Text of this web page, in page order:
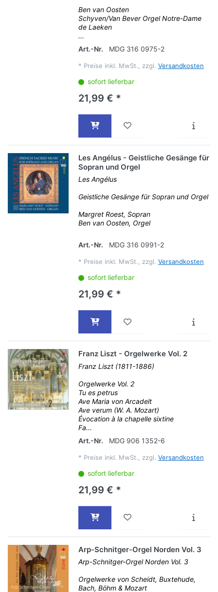
Ben van Oosten
Schyven/Van Bever Orgel Notre-Dame
de Laeken
...
Art.-Nr.
MDG 316 0975-2
* Preise inkl. MwSt., zzgl. Versandkosten
sofort lieferbar
21,99 € *
Les Angélus - Geistliche Gesänge für
Sopran und Orgel
Les Angélus
Geistliche Gesänge für Sopran und Orgel
Margret Roest, Sopran
Ben van Oosten, Orgel
Art.-Nr. MDG 316 0991-2
* Preise inkl. MwSt., zzgl. Versandkosten
sofort lieferbar
21,99 € *
Franz Liszt - Orgelwerke Vol. 2
Franz Liszt (1811-1886)
Orgelwerke Vol. 2
Tu es petrus
Ave Maria von Arcadelt
Ave verum (W. A. Mozart)
Évocation à la chapelle sixtine
Fa...
Art.-Nr.
MDG 906 1352-6
* Preise inkl. MwSt., zzgl. Versandkosten
sofort lieferbar
21,99 € *
Arp-Schnitger-Orgel Norden Vol. 3
Arp-Schnitger-Orgel Norden Vol. 3
Orgelwerke von Scheidt, Buxtehude,
Bach, Böhm & Mozart